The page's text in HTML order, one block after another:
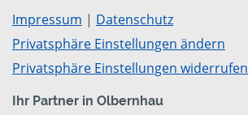
Impressum | Datenschutz
Privatsphäre Einstellungen ändern
Privatsphäre Einstellungen widerrufen
Ihr Partner in Olbernhau